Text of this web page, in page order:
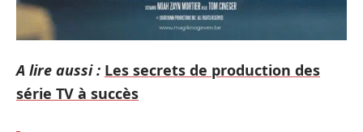
A lire aussi : Les secrets de production des
série TV à succès